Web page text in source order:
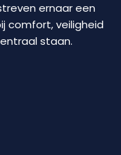
ernaar een
comfort, veiligheid
staan.